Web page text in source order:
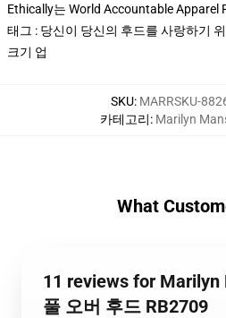
Ethically는 World Accountable Apparel
태그 : 당신이 당신의 후드를 사랑하기
크기 업
SKU: MARRSKU-
카테고리: Marilyn
What
11 reviews for Marilyn
풀 오버 후드 RB2709